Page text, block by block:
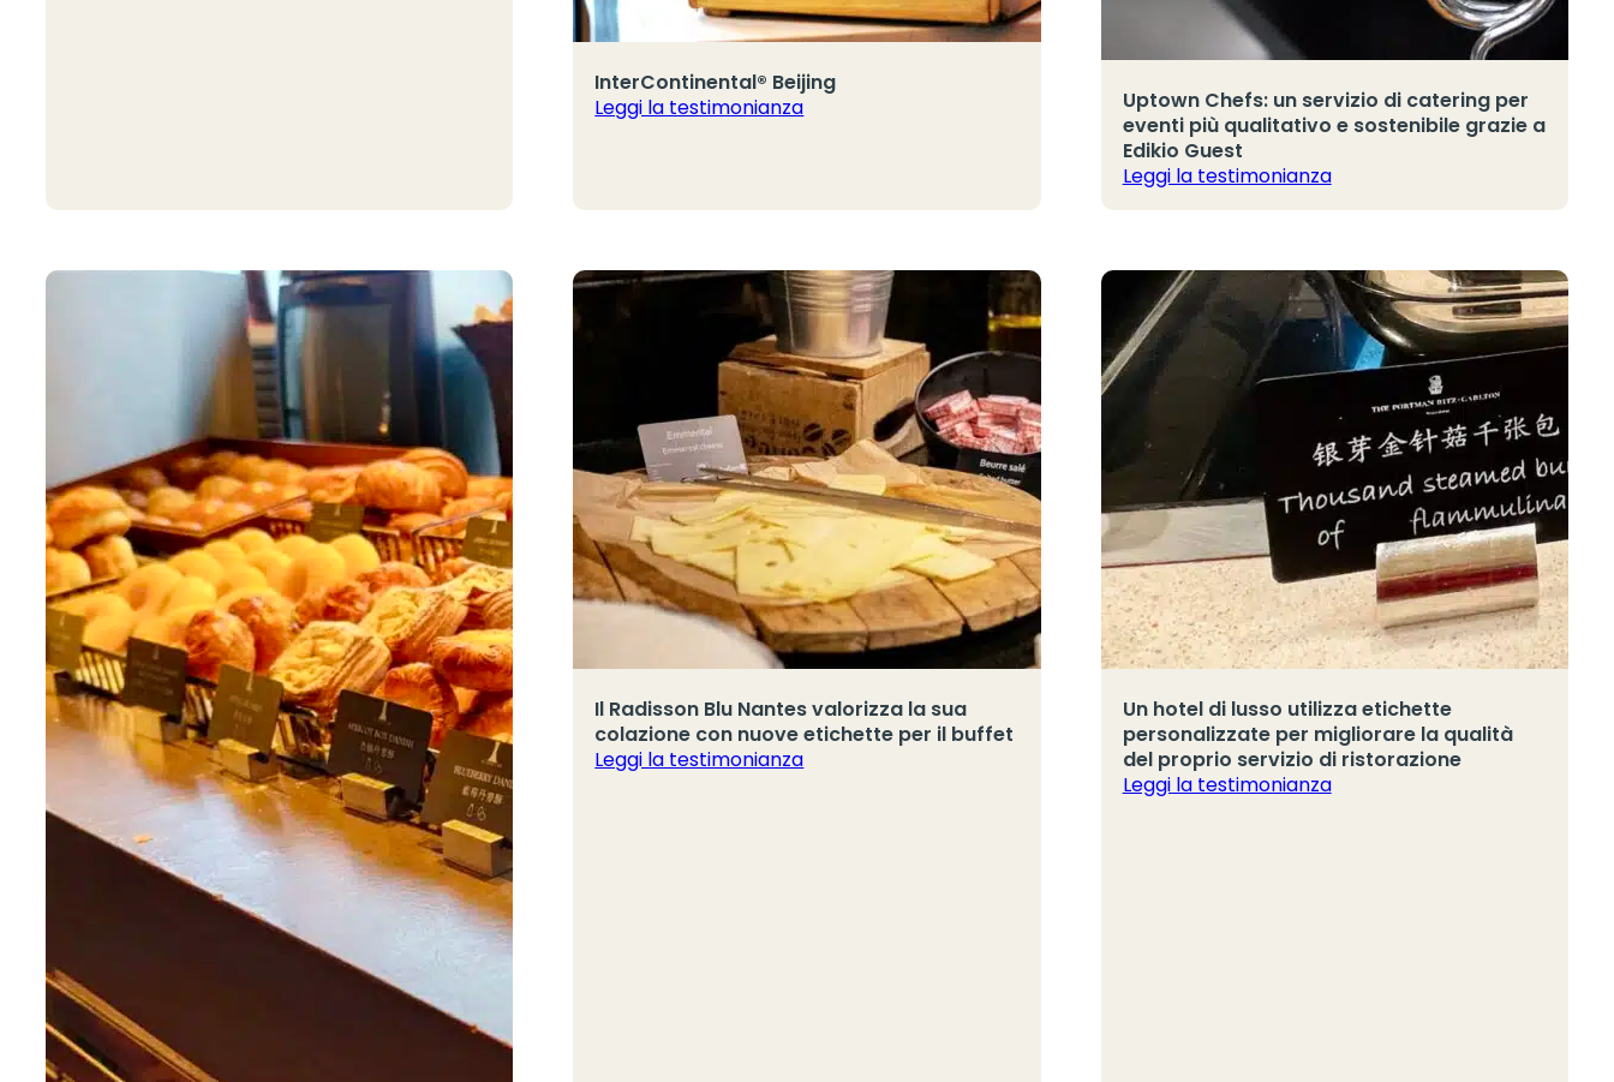
InterContinental® Beijing
Leggi la testimonianza
Uptown Chefs: un servizio di catering per
eventi più qualitativo e sostenibile grazie a
Edikio Guest
Leggi la testimonianza
Il Radisson Blu Nantes valorizza la sua
colazione con nuove etichette per il buffet
Leggi la testimonianza
Un hotel di lusso utilizza etichette
personalizzate per migliorare la qualità
del proprio servizio di ristorazione
Leggi la testimonianza